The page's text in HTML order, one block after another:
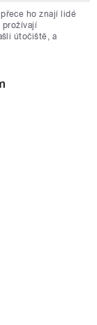
ho znají lidé
prožívají
útočiště, a